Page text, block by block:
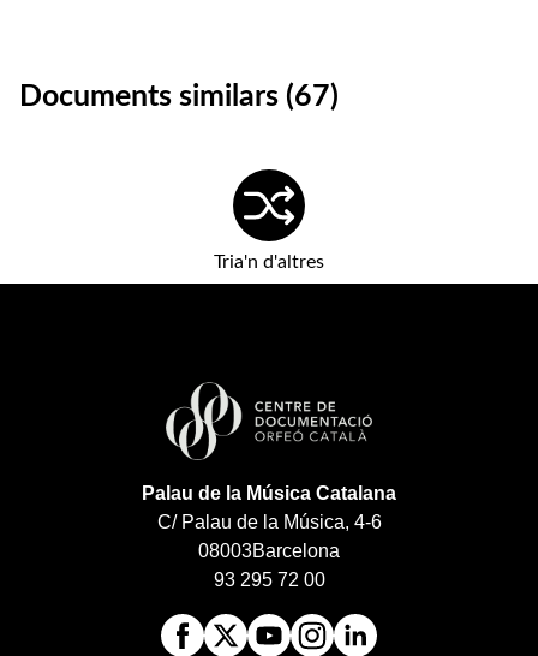
Documents similars (67)
Tria'n d'altres
Palau de la Música Catalana
C/ Palau de la Música, 4-6
08003Barcelona
93 295 72 00